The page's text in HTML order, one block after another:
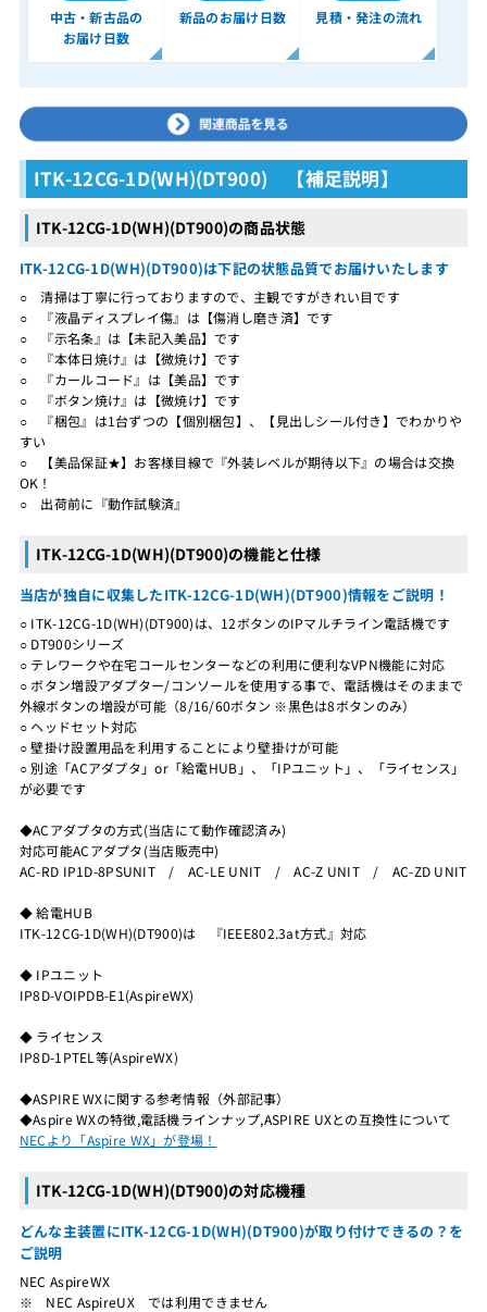
中古・新古品の
お届け日数
新品のお届け日数 見積・発注の流れ
ITK-12CG-1D(WH)(DT900) 【補足説明】
ITK-12CG-1D(WH)(DT900)の商品状態
ITK-12CG-1D(WH)(DT900)は下記の状態品質でお届けいたします
○ 清掃は丁寧に行っておりますので、主観ですがきれい目です
○ 『液晶ディスプレイ傷』は【傷消し磨き済】です
○ 『示名条』は【未記入美品】です
○ 『本体日焼け』は【微焼け】です
○ 『カールコード』は【美品】です
○ 『ボタン焼け』は【微焼け】です
○ 『梱包』は1台ずつの【個別梱包】、【見出しシール付き】でわかりや
すい
○ 【美品保証★】お客様目線で『外装レベルが期待以下』の場合は交換
OK！
○ 出荷前に『動作試験済』
ITK-12CG-1D(WH)(DT900)の機能と仕様
当店が独自に収集したITK-12CG-1D(WH)(DT900)情報をご説明！
○ ITK-12CG-1D(WH)(DT900)は、12ボタンのIPマルチライン電話機です
○ DT900シリーズ
○ テレワークや在宅コールセンターなどの利用に便利なVPN機能に対応
○ ボタン増設アダプター/コンソールを使用する事で、電話機はそのままで
外線ボタンの増設が可能（8/16/60ボタン ※黒色は8ボタンのみ）
○ ヘッドセット対応
○ 壁掛け設置用品を利用することにより壁掛けが可能
○ 別途「ACアダプタ」or「給電HUB」、「IPユニット」、「ライセンス」
が必要です
◆ACアダプタの方式(当店にて動作確認済み)
対応可能ACアダプタ(当店販売中)
AC-RD IP1D-8PSUNIT / AC-LE UNIT / AC-Z UNIT / AC-ZD UNIT
◆ 給電HUB
ITK-12CG-1D(WH)(DT900)は 『IEEE802.3at方式』対応
◆ IPユニット
IP8D-VOIPDB-E1(AspireWX)
◆ ライセンス
IP8D-1PTEL等(AspireWX)
◆ASPIRE WXに関する参考情報（外部記事）
◆Aspire WXの特徴,電話機ラインナップ,ASPIRE UXとの互換性について
NECより「Aspire WX」が登場！
ITK-12CG-1D(WH)(DT900)の対応機種
どんな主装置にITK-12CG-1D(WH)(DT900)が取り付けできるの？を
ご説明
NEC AspireWX
※ NEC AspireUX では利用できません